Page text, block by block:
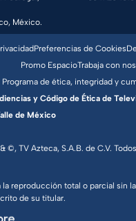
México.
©, TV Azteca, S.A.B. de C.V.
la reproducción total o parcial sin
de su titular.
Preferencias de Cookies
Promo EspacioTrabaja con
Programa de ética, integridad y
y Código de Ética de
de México